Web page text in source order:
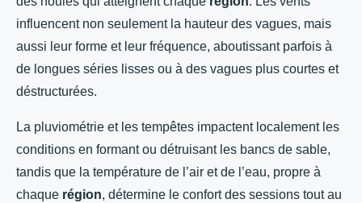
influencent non seulement la hauteur des vagues, mais
aussi leur forme et leur fréquence, aboutissant parfois à
de longues séries lisses ou à des vagues plus courtes et
déstructurées.
La pluviométrie et les tempêtes impactent localement les
conditions en formant ou détruisant les bancs de sable,
tandis que la température de l’air et de l’eau, propre à
chaque région, détermine le confort des sessions tout au